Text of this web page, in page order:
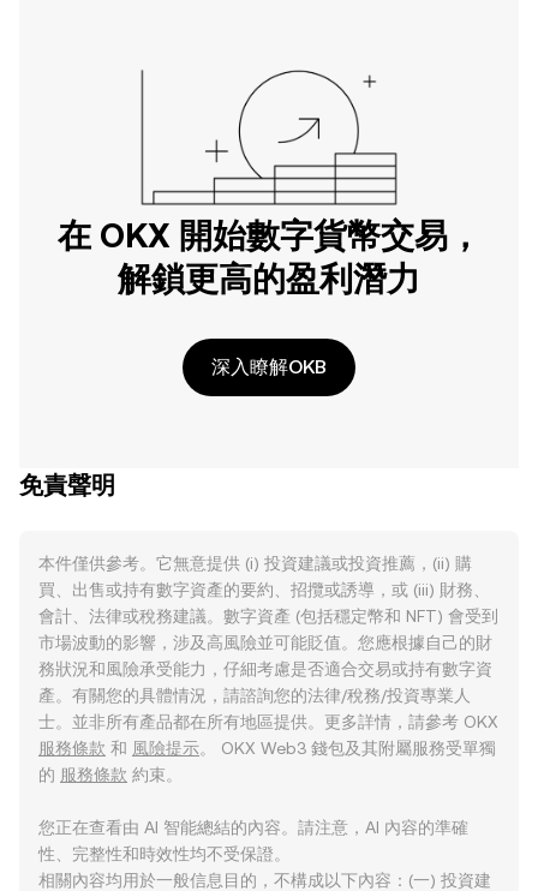
在 OKX 開始數字貨幣交易，
解鎖更高的盈利潛力
深入瞭解OKB
免責聲明
本件僅供參考。它無意提供 (i) 投資建議或投資推薦，(ii) 購
買、出售或持有數字資產的要約、招攬或誘導，或 (iii) 財務、
會計、法律或稅務建議。數字資產 (包括穩定幣和 NFT) 會受到
市場波動的影響，涉及高風險並可能貶值。您應根據自己的財
務狀況和風險承受能力，仔細考慮是否適合交易或持有數字資
產。有關您的具體情況，請諮詢您的法律/稅務/投資專業人
士。並非所有產品都在所有地區提供。更多詳情，請參考 OKX
服務條款 和 風險提示。 OKX Web3 錢包及其附屬服務受單獨
的 服務條款 約束。
您正在查看由 AI 智能總結的內容。請注意，AI 內容的準確
性、完整性和時效性均不受保證。
相關內容均用於一般信息目的，不構成以下內容：(一) 投資建